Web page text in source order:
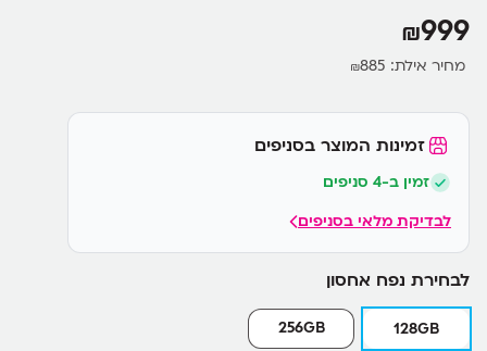
₪999
מחיר אילת: ₪885
זמינות המוצר בסניפים
זמין ב-4 סניפים
לבדיקת מלאי בסניפים
לבחירת נפח אחסון
128GB
256GB